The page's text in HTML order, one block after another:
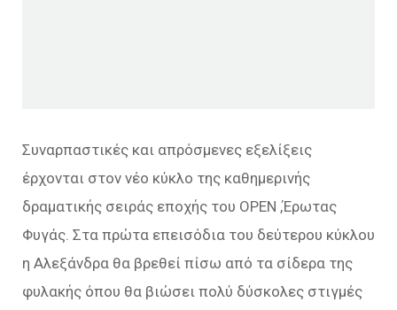
Συναρπαστικές και απρόσμενες εξελίξεις
έρχονται στον νέο κύκλο της καθημερινής
δραματικής σειράς εποχής του ΟΡΕΝ ,Έρωτας
Φυγάς. Στα πρώτα επεισόδια του δεύτερου κύκλου
η Αλεξάνδρα θα βρεθεί πίσω από τα σίδερα της
φυλακής όπου θα βιώσει πολύ δύσκολες στιγμές